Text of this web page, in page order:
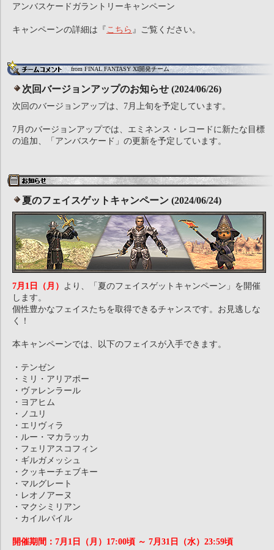
アンバスケードガラントリーキャンペーン
キャンペーンの詳細は『 こちら 』ご覧ください。
from FINAL FANTASY XI開発チーム
次回バージョンアップのお知らせ (2024/06/26)
次回のバージョンアップは、7月上旬を予定しています。
7月のバージョンアップでは、エミネンス・レコードに新たな目標
の追加、「アンバスケード」の更新を予定しています。
夏のフェイスゲットキャンペーン (2024/06/24)
7月1日（月） より、「夏のフェイスゲットキャンペーン」を開催
します。
個性豊かなフェイスたちを取得できるチャンスです。お見逃しな
く！
本キャンペーンでは、以下のフェイスが入手できます。
・テンゼン
・ミリ・アリアポー
・ヴァレンラール
・ヨアヒム
・ノユリ
・エリヴィラ
・ルー・マカラッカ
・フェリアスコフィン
・ギルガメッシュ
・クッキーチェブキー
・マルグレート
・レオノアーヌ
・マクシミリアン
・カイルパイル
開催期間：7月1日（月）17:00頃 ～ 7月31日（水）23:59頃